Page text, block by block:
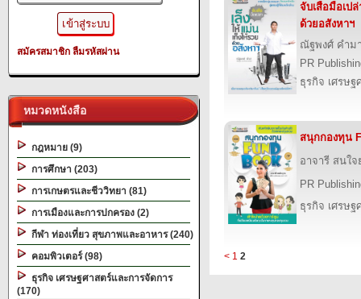
สมัครสมาชิก ลืมรหัสผ่าน
หมวดหนังสือ
กฎหมาย (9)
การศึกษา (203)
การเกษตรและชีววิทยา (81)
การเมืองและการปกครอง (2)
กีฬา ท่องเที่ยว สุขภาพและอาหาร (240)
คอมพิวเตอร์ (98)
ธุรกิจ เศรษฐศาสตร์และการจัดการ
(170)
จับเสือมือเปล่
ด้วยอสังหาฯ
ณัฐพงศ์ คำม
PR
ธุรกิจ เศรษฐ
สนุกกองทุน
อาจารี สนใ
PR
ธุรกิจ เศรษฐ
< 1 2